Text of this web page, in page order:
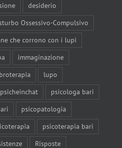
desiderio
Ossessivo-Compulsivo
che corrono con i lupi
immaginazione
lupo
psicheinchat
psicologa bari
psicopatologia
psicoterapia bari
Risposte